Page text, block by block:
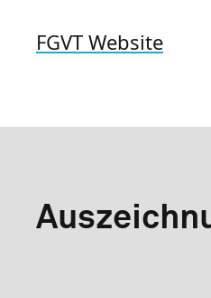
FGVT Website